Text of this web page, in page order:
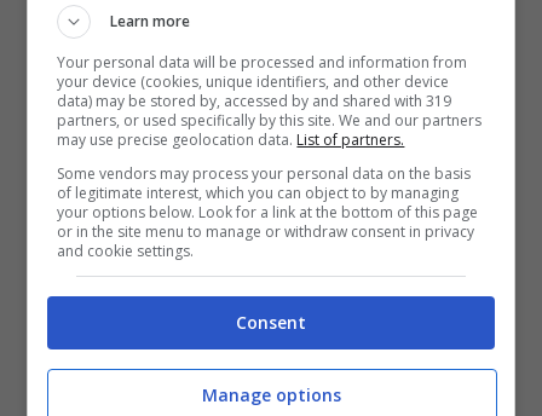
Legge 104, non è richiesta la convivenza per chiedere i
permessi di lavoro (Chedonna.it)
La legge, dunque, consente di assentarsi
dal lavoro per prestare ilfamiliare disabile
I permessi in questione sono, dunque,
regolarmenteretribuitisecondo lapaga
orariaogiornalieraprevista dal contratto
sia per le persone affette da disabilità sia
per i parenti che si occupano di fornire loro
l’assistenza, i cosiddetticaregiver
Learn more
Your personal data will be processed and information from
your device (cookies, unique identifiers, and other device
data) may be stored by, accessed by and shared with 319
partners, or used specifically by this site. We and our partners
may use precise geolocation data. List of partners.
Some vendors may process your personal data on the basis
of legitimate interest, which you can object to by managing
your options below. Look for a link at the bottom of this page
or in the site menu to manage or withdraw consent in privacy
and cookie settings.
Consent
Manage options